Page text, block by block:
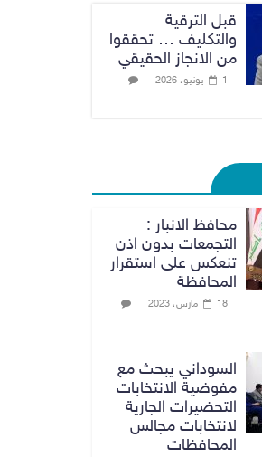
قبل الترقية
والتكليف … تحققوا
من الانجاز الحقيقي
1 يونيو، 2026
محافظ الانبار :
التجمعات بدون اذن
تنعكس على استقرار
المحافظة
18 مارس، 2023
السوداني يبحث مع
مفوضية الانتخابات
التحضيرات الجارية
لانتخابات مجالس
المحافظات